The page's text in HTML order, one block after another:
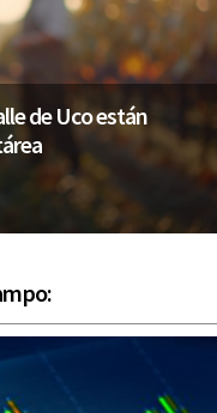
de Uco están